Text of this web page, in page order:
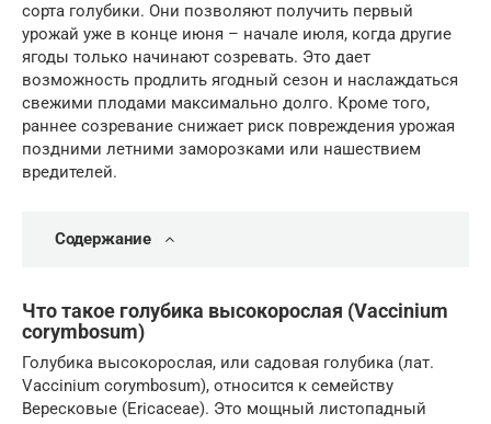
сорта голубики. Они позволяют получить первый
урожай уже в конце июня – начале июля, когда другие
ягоды только начинают созревать. Это дает
возможность продлить ягодный сезон и наслаждаться
свежими плодами максимально долго. Кроме того,
раннее созревание снижает риск повреждения урожая
поздними летними заморозками или нашествием
вредителей.
Содержание
Что такое голубика высокорослая (Vaccinium
corymbosum)
Голубика высокорослая, или садовая голубика (лат.
Vaccinium corymbosum), относится к семейству
Вересковые (Ericaceae). Это мощный листопадный